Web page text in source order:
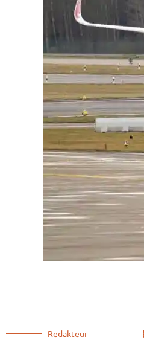
Redakteur